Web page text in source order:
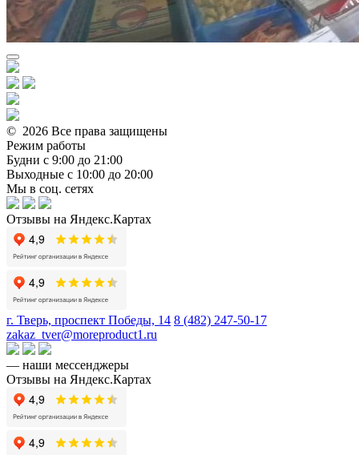
© 2026 Все права защищены
Режим работы
Будни с 9:00 до 21:00
Выходные с 10:00 до 20:00
Мы в соц. сетях
Отзывы на Яндекс.Картах
г. Тверь, проспект Победы, 14 8 (482) 247-50-17
zakaz_tver@moreproduct1.ru
— наши мессенджеры
Отзывы на Яндекс.Картах